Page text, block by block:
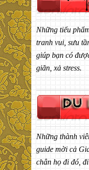
Những tiểu
tranh vui, sưu
giúp bạn có
giãn, xả stress.
Những thành
guide mời cả
chân họ đi đó,